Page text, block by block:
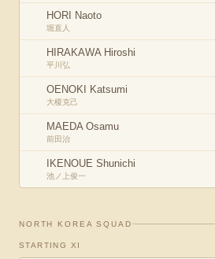
HORI Naoto
堀直人
HIRAKAWA Hiroshi
平川弘
OENOKI Katsumi
大榎克己
MAEDA Osamu
前田治
IKENOUE Shunichi
池ノ上俊一
NORTH KOREA SQUAD
STARTING XI